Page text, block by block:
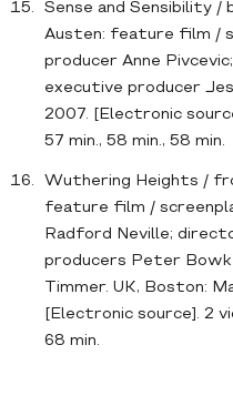
Sense and Sensibility /
Austen: feature film /
producer Anne
executive producer
2007. [Electronic
57 min., 58 min., 58 min.
Wuthering Heights /
feature film /
Radford Neville;
producers Peter
Timmer. UK, Boston:
[Electronic source]. 2
68 min.